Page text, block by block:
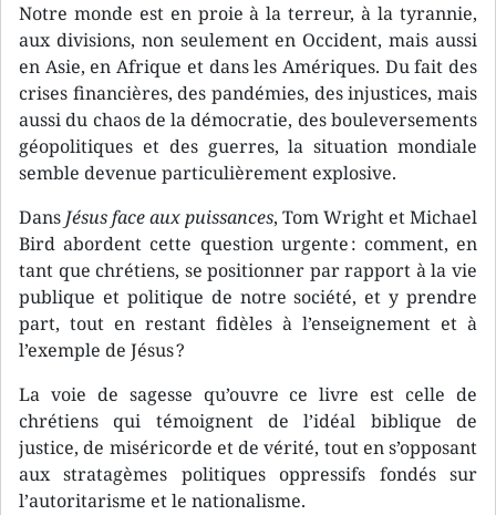
Notre monde est en proie à la terreur, à la tyrannie,
aux divisions, non seulement en Occident, mais aussi
en Asie, en Afrique et dans les Amériques. Du fait des
crises financières, des pandémies, des injustices, mais
aussi du chaos de la démocratie, des bouleversements
géopolitiques et des guerres, la situation mondiale
semble devenue particulièrement explosive.
Dans Jésus face aux puissances, Tom Wright et Michael
Bird abordent cette question urgente : comment, en
tant que chrétiens, se positionner par rapport à la vie
publique et politique de notre société, et y prendre
part, tout en restant fidèles à l’enseignement et à
l’exemple de Jésus ?
La voie de sagesse qu’ouvre ce livre est celle de
chrétiens qui témoignent de l’idéal biblique de
justice, de miséricorde et de vérité, tout en s’opposant
aux stratagèmes politiques oppressifs fondés sur
l’autoritarisme et le nationalisme.